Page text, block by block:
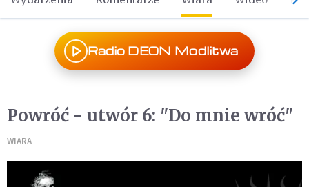
Radio DEON Modlitwa
Powróć - utwór 6: "Do mnie wróć"
WIARA